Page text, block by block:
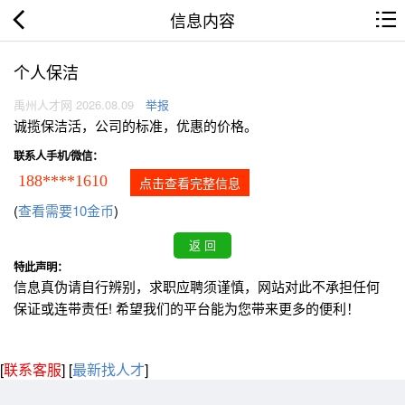
信息内容
个人保洁
禹州人才网 2026.08.09 举报
诚揽保洁活，公司的标准，优惠的价格。
联系人手机/微信：
188****1610 点击查看完整信息
(查看需要10金币)
特此声明：
信息真伪请自行辨别，求职应聘须谨慎，网站对此不承担任何
保证或连带责任! 希望我们的平台能为您带来更多的便利！
[联系客服] [最新找人才]